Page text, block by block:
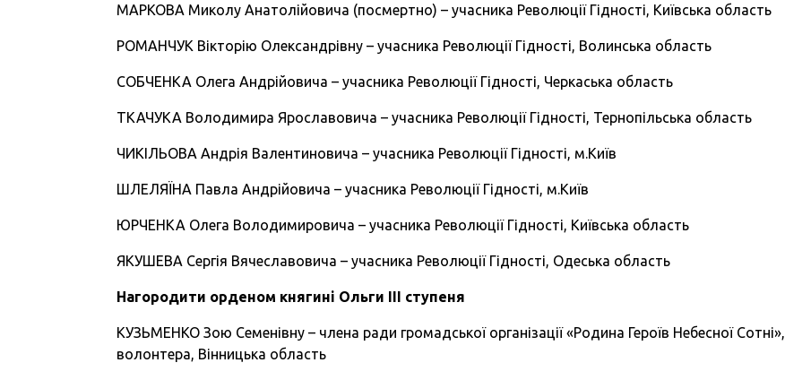
МАРКОВА Миколу Анатолійовича (посмертно) – учасника Революції Гідності, Київська область
РОМАНЧУК Вікторію Олександрівну – учасника Революції Гідності, Волинська область
СОБЧЕНКА Олега Андрійовича – учасника Революції Гідності, Черкаська область
ТКАЧУКА Володимира Ярославовича – учасника Революції Гідності, Тернопільська область
ЧИКІЛЬОВА Андрія Валентиновича – учасника Революції Гідності, м.Київ
ШЛЕЛЯЇНА Павла Андрійовича – учасника Революції Гідності, м.Київ
ЮРЧЕНКА Олега Володимировича – учасника Революції Гідності, Київська область
ЯКУШЕВА Сергія Вячеславовича – учасника Революції Гідності, Одеська область
Нагородити орденом княгині Ольги III ступеня
КУЗЬМЕНКО Зою Семенівну – члена ради громадської організації «Родина Героїв Небесної Сотні»,
волонтера, Вінницька область